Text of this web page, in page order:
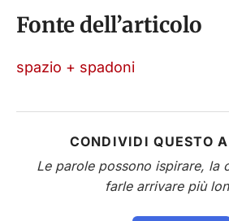
Fonte dell’articolo
spazio + spadoni
CONDIVIDI QUESTO
Le parole possono ispirare, la
farle arrivare più